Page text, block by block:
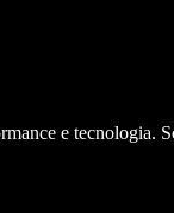
e tecnologia.